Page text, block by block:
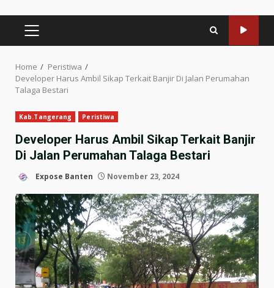
PRIMARY
MENU
Home
Peristiwa
Developer Harus Ambil Sikap Terkait Banjir Di Jalan Perumahan
Talaga Bestari
Kab.Tangerang Peristiwa
Developer Harus Ambil Sikap Terkait Banjir
Di Jalan Perumahan Talaga Bestari
Expose Banten November 23, 2024